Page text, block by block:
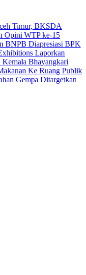
Timur, BKSDA
Opini WTP ke-15
BNPB Diapresiasi BPK
Laporkan
Kemala Bhayangkari
Ke Ruang Publik
Gempa Ditargetkan